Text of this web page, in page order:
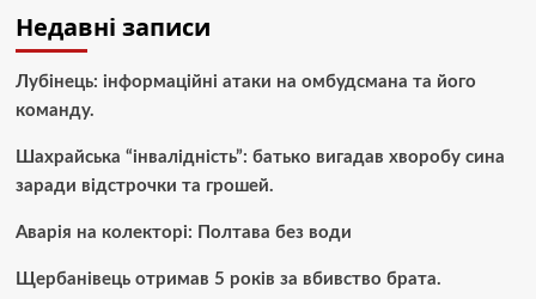
Недавні записи
Лубінець: інформаційні атаки на омбудсмана та його
команду.
Шахрайська “інвалідність”: батько вигадав хворобу сина
заради відстрочки та грошей.
Аварія на колекторі: Полтава без води
Щербанівець отримав 5 років за вбивство брата.